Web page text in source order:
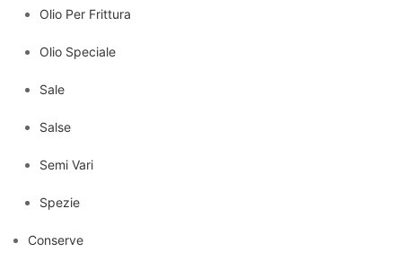
Olio Per Frittura
Olio Speciale
Sale
Salse
Semi Vari
Spezie
Conserve